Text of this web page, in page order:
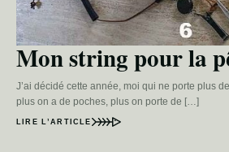
Mon string pour la
J’ai décidé cette année, moi qui ne porte plus
plus on a de poches, plus on porte de […]
LIRE L’ARTICLE